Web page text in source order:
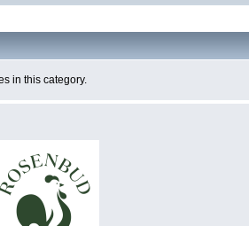
in this category.